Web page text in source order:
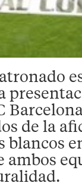
de la
blancos
ambos